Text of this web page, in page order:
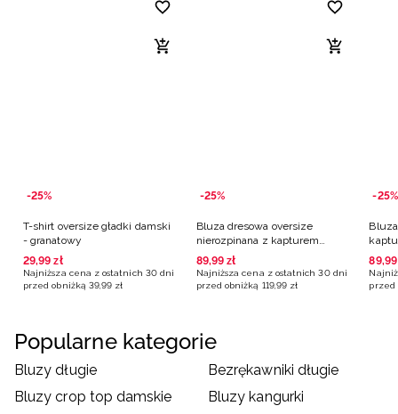
-25%
T-shirt oversize gładki damski
- granatowy
29,99 zł
Najniższa cena z ostatnich 30 dni
przed obniżką 39,99 zł
-25%
Bluza dresowa oversize
nierozpinana z kapturem
damska - niebieska
89,99 zł
Najniższa cena z ostatnich 30 dni
przed obniżką 119,99 zł
-25%
89,99
przed
Popularne kategorie
Bluzy długie
Bezrękawniki długie
Bluzy crop top damskie
Bluzy kangurki